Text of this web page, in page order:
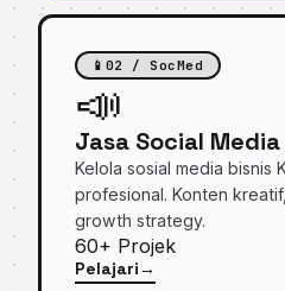
📱 02 / SocMed
📣
Jasa Social
Kelola sosial media bisnis
profesional. Konten
growth strategy.
60+ Projek
Pelajari
tentang Jasa Social
→